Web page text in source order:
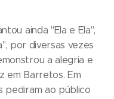
ainda "Ela e Ela",
por diversas vezes
a alegria e
em Barretos. Em
pediram ao público